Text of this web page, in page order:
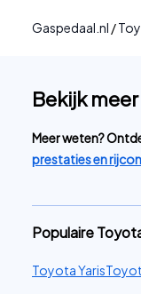
Gaspedaal.nl /
Bekijk
Meer weten?
prestaties en
Populaire
Toyota Yaris